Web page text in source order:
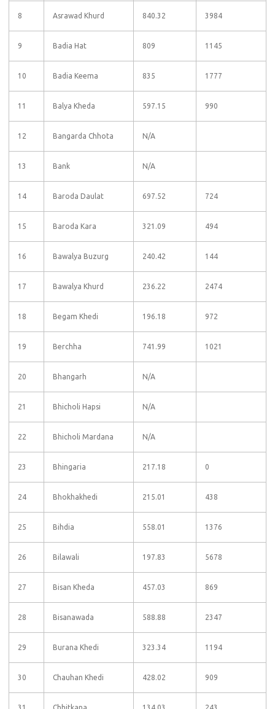
8 Asrawad Khurd 840.32 3984
9 Badia Hat 809 1145
10 Badia Keema 835 1777
11 Balya Kheda 597.15 990
12 Bangarda Chhota N/A
13 Bank N/A
14 Baroda Daulat 697.52 724
15 Baroda Kara 321.09 494
16 Bawalya Buzurg 240.42 144
17 Bawalya Khurd 236.22 2474
18 Begam Khedi 196.18 972
19 Berchha 741.99 1021
20 Bhangarh N/A
21 Bhicholi Hapsi N/A
22 Bhicholi Mardana N/A
23 Bhingaria 217.18 0
24 Bhokhakhedi 215.01 438
25 Bihdia 558.01 1376
26 Bilawali 197.83 5678
27 Bisan Kheda 457.03 869
28 Bisanawada 588.88 2347
29 Burana Khedi 323.34 1194
30 Chauhan Khedi 428.02 909